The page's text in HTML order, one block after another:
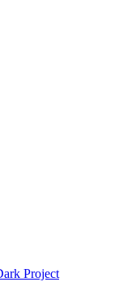
Project